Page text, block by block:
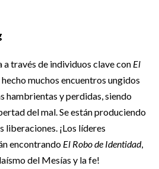
a través de individuos clave con El
hecho muchos encuentros ungidos
hambrientas y perdidas, siendo
del mal. Se están produciendo
liberaciones. ¡Los líderes
encontrando El Robo de Identidad,
del Mesías y la fe!